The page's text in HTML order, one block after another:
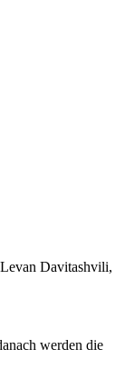
Davitashvili,
werden die